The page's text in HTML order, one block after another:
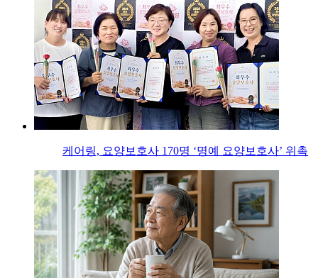
케어링, 요양보호사 170명 ‘명예 요양보호사’ 위촉